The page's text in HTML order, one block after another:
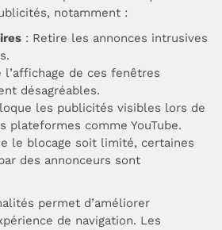
notamment :
: Retire les annonces intrusives
l’affichage de ces fenêtres
désagréables.
les publicités visibles lors de
plateformes comme YouTube.
le blocage soit limité, certaines
des annonceurs sont
permet d’améliorer
de navigation. Les